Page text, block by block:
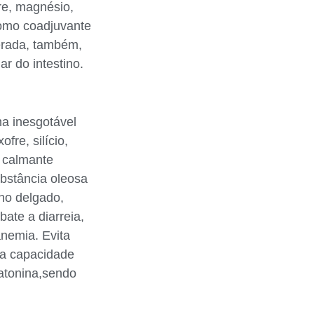
magnésio,
coadjuvante
também,
do intestino.
inesgotável
silício,
oleosa
delgado,
a diarreia,
Evita
capacidade